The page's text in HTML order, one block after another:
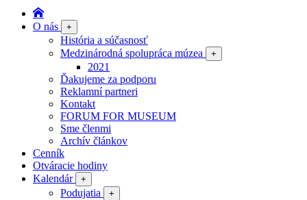
O nás +
História a súčasnosť
Medzinárodná spolupráca múzea
+
2021
Ďakujeme za podporu
Reklamní partneri
Kontakt
FORUM FOR MUSEUM
Sme členmi
Archív článkov
Cenník
Otváracie hodiny
Kalendár
+
Podujatia +